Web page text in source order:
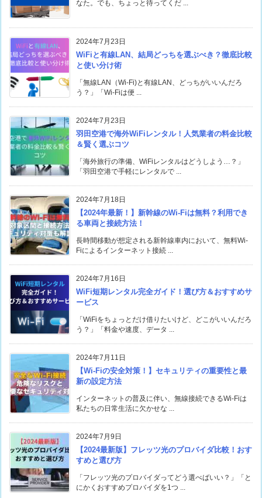
なた。でも、ちょっと待ってくだ ...
2024年7月23日
WiFiと有線LAN、結局どっちを選ぶべき？徹底比較
と使い分け術
「無線LAN（Wi-Fi)と有線LAN、どっちがいいんだろ
う？」「Wi-Fiは便 ...
2024年7月23日
羽田空港で海外WiFiレンタル！人気業者の料金比較
＆賢く選ぶコツ
「海外旅行の準備、WiFiレンタルはどうしよう…？」
「羽田空港で手軽にレンタルで ...
2024年7月18日
【2024年最新！】新幹線のWi-Fiは無料？利用でき
る車両と接続方法！
長時間移動が想定される新幹線車内において、無料Wi-
Fiによるインターネット接続 ...
2024年7月16日
WiFi短期レンタル完全ガイド！選び方＆おすすめサ
ービス
「WiFiをちょっとだけ借りたいけど、どこがいいんだろ
う？」「料金や速度、データ ...
2024年7月11日
【Wi-Fiの安全対策！】セキュリティの重要性と最
新の設定方法
インターネットの普及に伴い、無線接続できるWi-Fiは
私たちの日常生活に欠かせな ...
2024年7月9日
【2024最新版】フレッツ光のプロバイダ比較！おす
すめと選び方
「フレッツ光のプロバイダってどう選べばいい？」「と
にかくおすすめプロバイダを1つ ...